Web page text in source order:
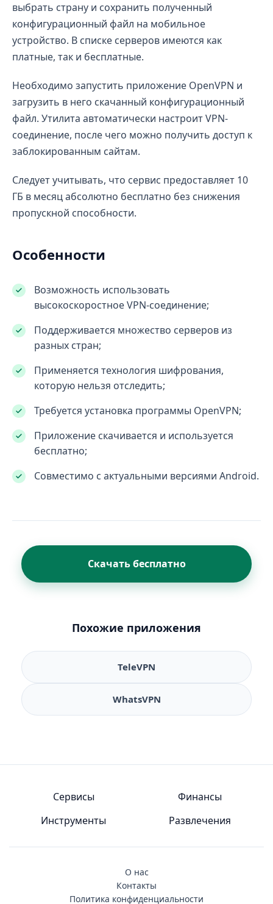
выбрать страну и сохранить полученный
конфигурационный файл на мобильное
устройство. В списке серверов имеются как
платные, так и бесплатные.
Необходимо запустить приложение OpenVPN и
загрузить в него скачанный конфигурационный
файл. Утилита автоматически настроит VPN-
соединение, после чего можно получить доступ к
заблокированным сайтам.
Следует учитывать, что сервис предоставляет 10
ГБ в месяц абсолютно бесплатно без снижения
пропускной способности.
Особенности
Возможность использовать
высокоскоростное VPN-соединение;
Поддерживается множество серверов из
разных стран;
Применяется технология шифрования,
которую нельзя отследить;
Требуется установка программы OpenVPN;
Приложение скачивается и используется
бесплатно;
Совместимо с актуальными версиями Android.
Скачать бесплатно
Похожие приложения
TeleVPN
WhatsVPN
Сервисы
Финансы
Инструменты
Развлечения
О нас
Контакты
Политика конфиденциальности